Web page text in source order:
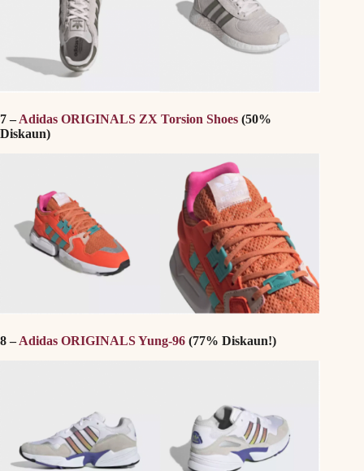
7 –Adidas ORIGINALS ZX Torsion Shoes (50%
Diskaun)
8 –Adidas ORIGINALS Yung-96 (77% Diskaun!)